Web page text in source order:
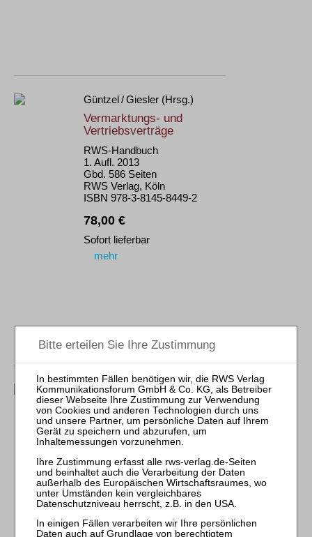
Güntzel / Giesler (Hrsg.)
Vermarktungs- und
Vertriebsverträge
RWS-Handbuch
1. Aufl. 2013
Gbd. 586 Seiten
RWS Verlag, Köln
ISBN 978-3-8145-8449-2
78,00 €
Sofort lieferbar
mehr
Pokrant / Gran
Transport- und
Logistikrecht
Höchstrichterliche
Vertragsgestaltung
RWS-Skript 61
13., neu bearb. Aufl. 2024
Brosch. 400 Seiten
RWS Verlag, Köln
ISBN 978-3-8145-7810-1